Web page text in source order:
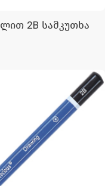
2B სამკუთხა